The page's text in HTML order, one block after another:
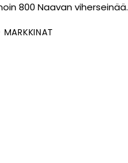
800 Naavan viherseinää.
MARKKINAT